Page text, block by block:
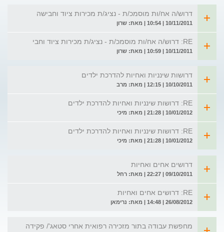
דרוש/ה אח/ות מוסמכ/ת - נציג/ת מכירות ציוד וחבישה
10/11/2011 | 10:54 | מאת: שרון
RE: דרוש/ה אח/ות מוסמכ/ת - נציג/ת מכירות ציוד וחבי
10/11/2011 | 10:59 | מאת: שרון
דרושות שינניות ואחיות להדרכת ילדים
10/10/2011 | 12:15 | מאת: מרב
RE: דרושות שינניות ואחיות להדרכת ילדים
10/01/2012 | 21:28 | מאת: מיכי
RE: דרושות שינניות ואחיות להדרכת ילדים
10/01/2012 | 21:28 | מאת: מיכי
דרושים אחים ואחיות
09/10/2011 | 22:27 | מאת: רחל
RE: דרושים אחים ואחיות
26/08/2012 | 14:48 | מאת: נרימאן
מחפשת עבודה בתור מזכירה רפואית אחרי סטאג'/ פקידה